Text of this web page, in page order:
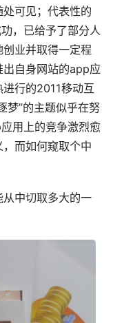
可见；代表性的
，已给予了部分人
业并取得一定程
出自身网站的app应
行的2011移动互
梦”的主题似乎在努
用上的竞争激烈愈
而如何窥取个中
中切取多大的一